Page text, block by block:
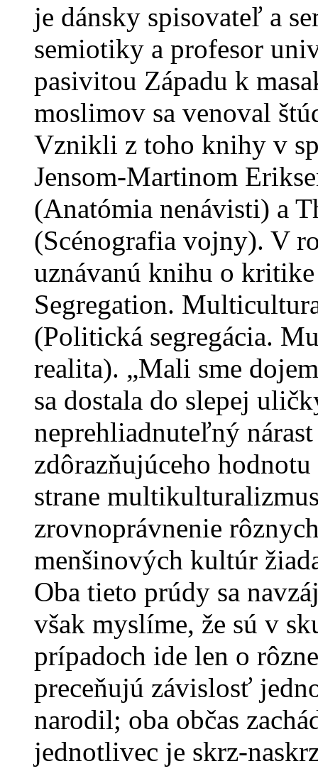
je dánsky spisovateľ a
semiotiky a profesor
pasivitou Západu k
moslimov sa venoval
Vznikli z toho knihy v
Jensom-Martinom
(Anatómia nenávisti) a
(Scénografia vojny). V
uznávanú knihu o
Segregation.
(Politická segregácia.
realita). „Mali sme
sa dostala do slepej
neprehliadnuteľný
zdôrazňujúceho
strane
zrovnoprávnenie
menšinových kultúr
Oba tieto prúdy sa
však myslíme, že sú v
prípadoch ide len o
preceňujú závislosť
narodil; oba občas
jednotlivec je skrz-